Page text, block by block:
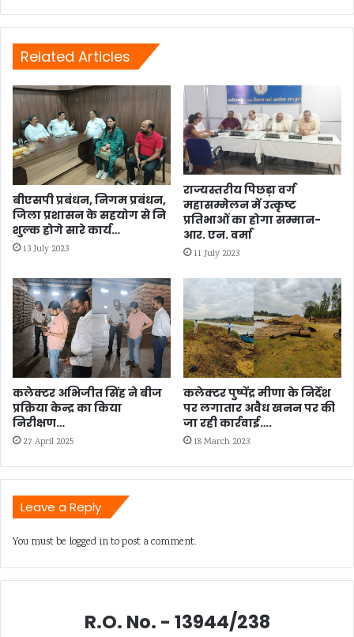
पर
की
बिजली...
Related Articles
बीएसपी प्रबंधन, निगम प्रबंधन,
जिला प्रशासन के सहयोग से नि
शुल्क होगे सारे कार्य…
13 July 2023
राज्यस्तरीय पिछड़ा वर्ग
महासम्मेलन में उत्कृष्ट
प्रतिभाओं का होगा सम्मान-
आर. एन. वर्मा
11 July 2023
कलेक्टर अभिजीत सिंह ने बीज
प्रक्रिया केन्द्र का किया
निरीक्षण…
27 April 2025
कलेक्टर पुष्पेंद्र मीणा के निर्देश
पर लगातार अवैध खनन पर की
जा रही कार्रवाई….
18 March 2023
Leave a Reply
You must be logged into post a comment.
R.O. No. - 13944/238